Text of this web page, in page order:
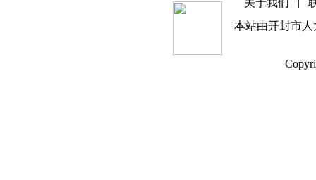
关于我们 |
本站由开封市